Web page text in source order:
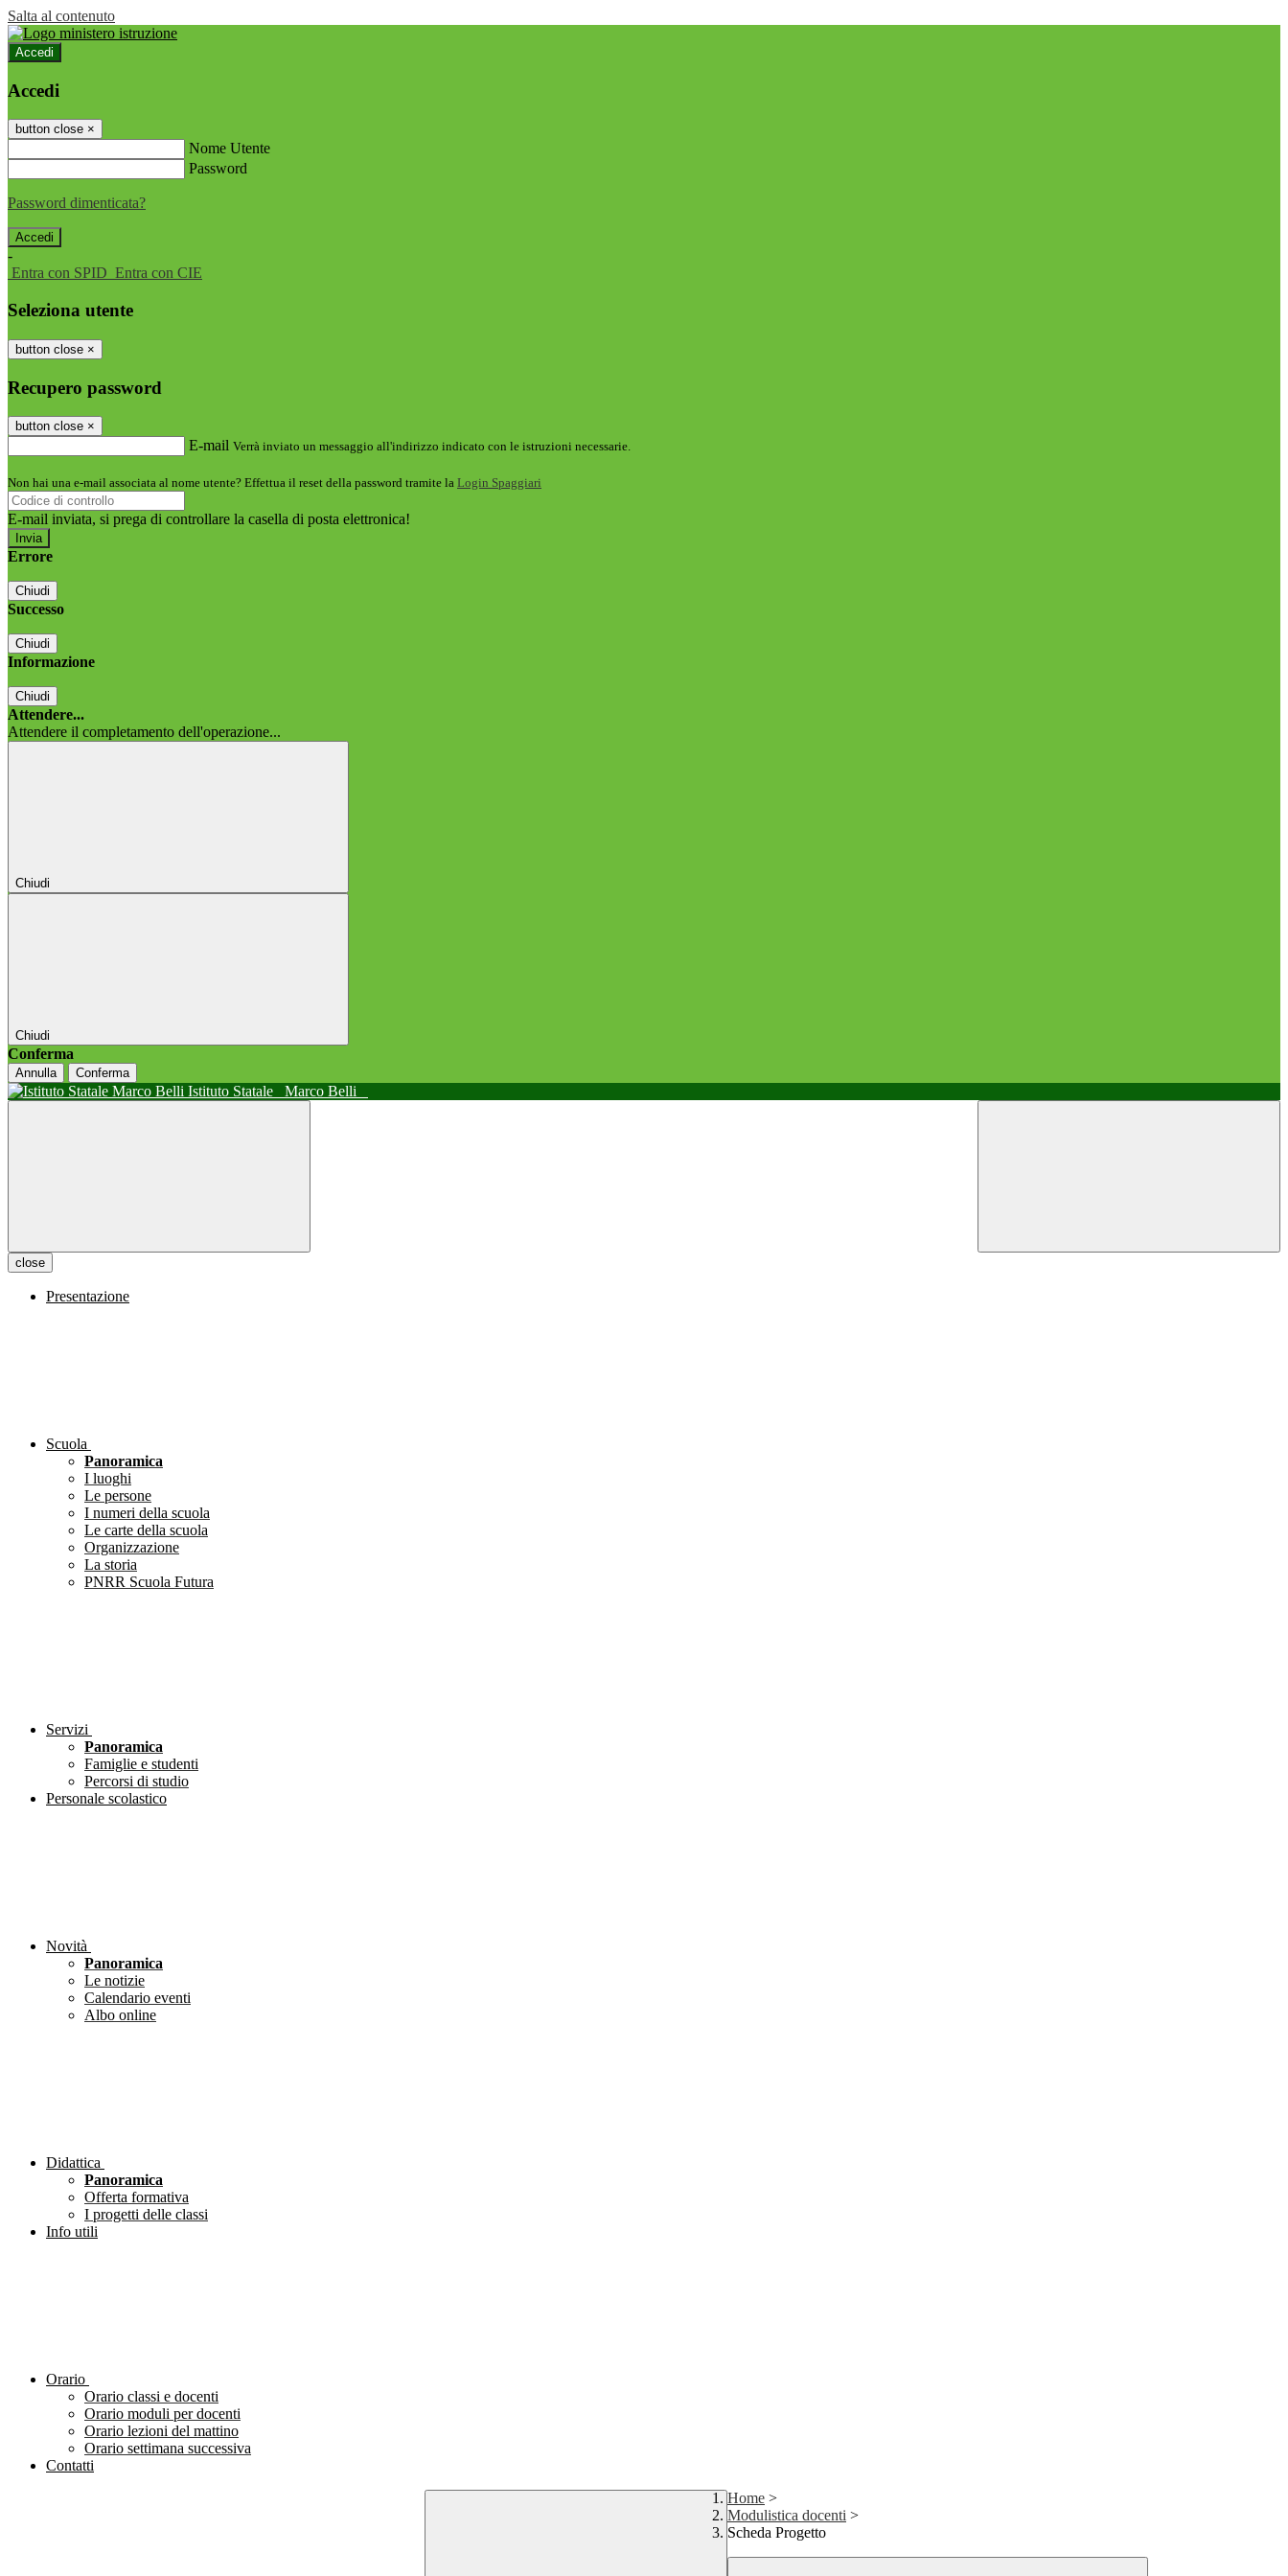
Salta al contenuto
Accedi
Accedi
button close ×
Nome Utente
Password
Password dimenticata?
-
Entra con SPID Entra con CIE
Seleziona utente
button close ×
Recupero password
button close ×
E-mail Verrà inviato un messaggio all'indirizzo indicato con le istruzioni necessarie.
Non hai una e-mail associata al nome utente? Effettua il reset della password tramite la Login Spaggiari
E-mail inviata, si prega di controllare la casella di posta elettronica!
Errore
Chiudi
Successo
Chiudi
Informazione
Chiudi
Attendere...
Attendere il completamento dell'operazione...
Chiudi
Chiudi
Conferma
Annulla Conferma
Istituto Statale Marco Belli
close
Presentazione
Scuola
Panoramica
I luoghi
Le persone
I numeri della scuola
Le carte della scuola
Organizzazione
La storia
PNRR Scuola Futura
Servizi
Panoramica
Famiglie e studenti
Percorsi di studio
Personale scolastico
Novità
Panoramica
Le notizie
Calendario eventi
Albo online
Didattica
Panoramica
Offerta formativa
I progetti delle classi
Info utili
Orario
Orario classi e docenti
Orario moduli per docenti
Orario lezioni del mattino
Orario settimana successiva
Contatti
Home >
Modulistica docenti >
Scheda Progetto